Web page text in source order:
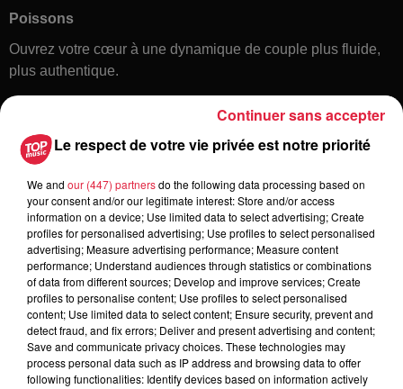
Poissons
Ouvrez votre cœur à une dynamique de couple plus fluide,
plus authentique.
Toute l'actu
6 août 2026
À Hoerdt, de l’eau brune sort des
robinets
Le respect de votre vie privée est notre priorité
We and our (447) partnersdo the following data processing based on
your consent and/or our legitimate interest: Store and/or access
information on a device; Use limited data to select advertising; Create
profiles for personalised advertising; Use profiles to select personalised
advertising; Measure advertising performance; Measure content
performance; Understand audiences through statistics or combinations
of data from different sources; Develop and improve services; Create
profiles to personalise content; Use profiles to select personalised
content; Use limited data to select content; Ensure security, prevent and
detect fraud, and fix errors; Deliver and present advertising and content;
Save and communicate privacy choices. These technologies may
process personal data such as IP address and browsing data to offer
following functionalities: Identify devices based on information actively
Continuer sans accepter